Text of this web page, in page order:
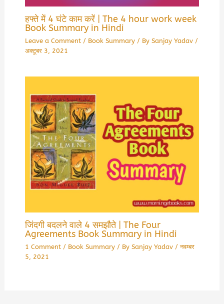
हफ्ते में 4 घंटे काम करें | The 4 hour work week
Book Summary in Hindi
Leave a Comment / Book Summary/ By Sanjay Yadav /
अक्टूबर 3, 2021
जिंदगी बदलने वाले 4 समझौते | The Four
Agreements Book Summary in Hindi
1 Comment / Book Summary/ By Sanjay Yadav /नवम्बर
5, 2021